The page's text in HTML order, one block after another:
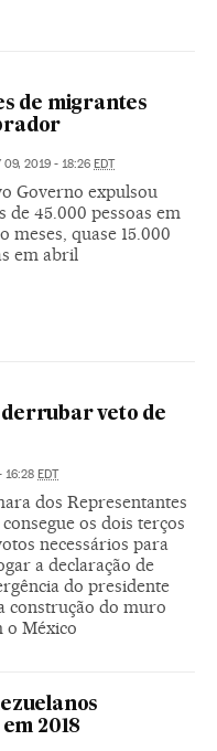
de migrantes
09, 2019 - 18:26 EDT
Governo expulsou
de 45.000 pessoas em
meses, quase 15.000
em abril
veto de
16:28 EDT
dos Representantes
os dois terços
necessários para
a declaração de
do presidente
construção do muro
o México
2018